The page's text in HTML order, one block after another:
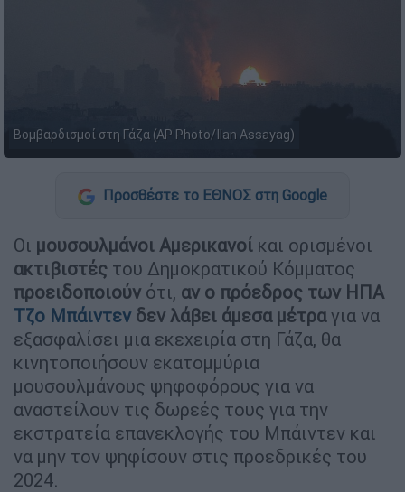
Βομβαρδισμοί στη Γάζα (AP Photo/Ilan Assayag)
Προσθέστε το ΕΘΝΟΣ στη Google
Οι μουσουλμάνοι Αμερικανοί και ορισμένοι
ακτιβιστές του Δημοκρατικού Κόμματος
προειδοποιούν ότι, αν ο πρόεδρος των ΗΠΑ
Τζο Μπάιντενδεν λάβει άμεσα μέτραγια να
εξασφαλίσει μια εκεχειρία στη Γάζα, θα
κινητοποιήσουν εκατομμύρια
μουσουλμάνους ψηφοφόρους για να
αναστείλουν τις δωρεές τους για την
εκστρατεία επανεκλογής του Μπάιντεν και
να μην τον ψηφίσουν στις προεδρικές του
2024.